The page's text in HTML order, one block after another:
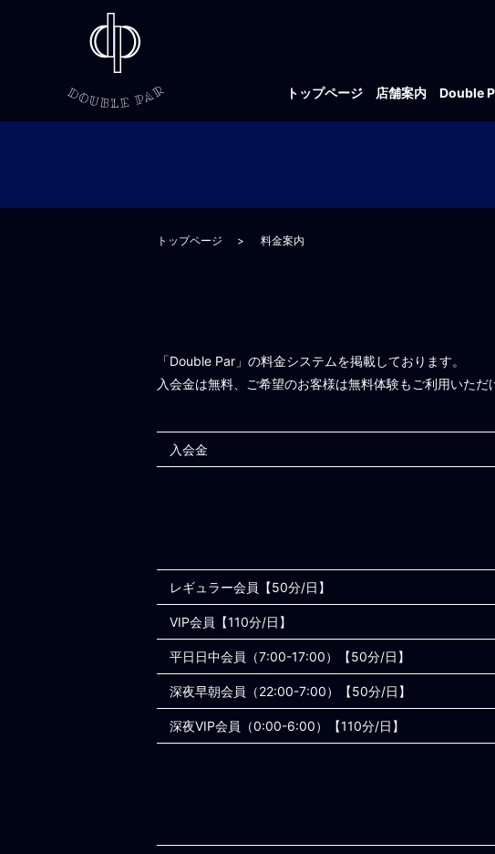
トップページ 店舗案内 Double
トップページ 料金案内
「Double Par」の料金システムを掲載しております。
入会金は無料、ご希望のお客様は無料体験もご利用いただ
入会金
レギュラー会員【50分/日】
VIP会員【110分/日】
平日日中会員（7:00-17:00）【50分/日】
深夜早朝会員（22:00-7:00）【50分/日】
深夜VIP会員（0:00-6:00）【110分/日】